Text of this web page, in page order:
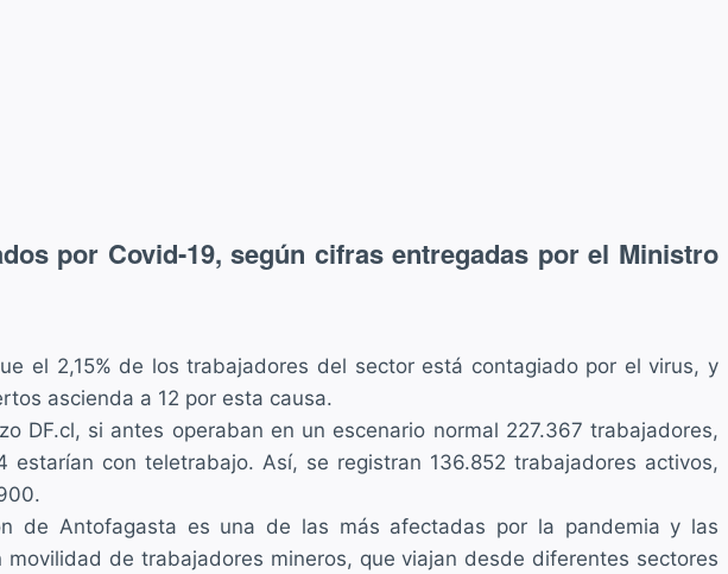
por Covid-19, según cifras entregadas por el Ministro
el 2,15% de los trabajadores del sector está contagiado por el virus, y
ascienda a 12 por esta causa.
DF.cl, si antes operaban en un escenario normal 227.367 trabajadores,
estarían con teletrabajo. Así, se registran 136.852 trabajadores activos,
de Antofagasta es una de las más afectadas por la pandemia y las
de trabajadores mineros, que viajan desde diferentes sectores